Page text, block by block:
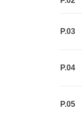
P.03
P.04
P.05